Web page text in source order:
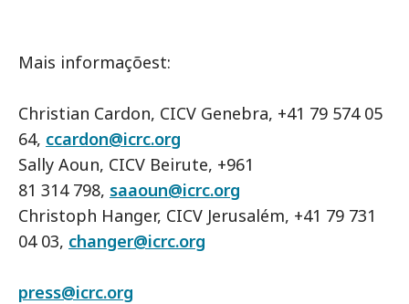
Mais informaçõest:
Christian Cardon, CICV Genebra, +41 79 574 05
64, ccardon@icrc.org
Sally Aoun, CICV Beirute, +961
81 314 798, saaoun@icrc.org
Christoph Hanger, CICV Jerusalém, +41 79 731
04 03, changer@icrc.org
press@icrc.org